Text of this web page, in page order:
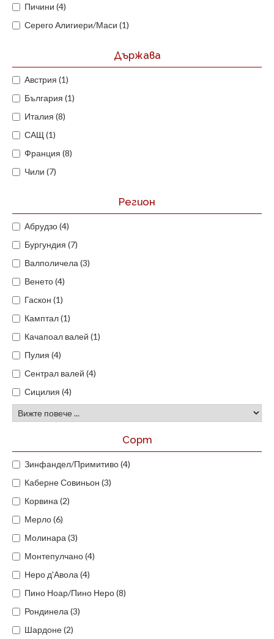
Пичини (4)
Серего Алигиери/Маси (1)
Държава
Австрия (1)
България (1)
Италия (8)
САЩ (1)
Франция (8)
Чили (7)
Регион
Абрудзо (4)
Бургундия (7)
Валполичела (3)
Венето (4)
Гаскон (1)
Камптал (1)
Качапоал валей (1)
Пулия (4)
Сентрал валей (4)
Сицилия (4)
Сорт
Зинфандел/Примитиво (4)
Каберне Совиньон (3)
Корвина (2)
Мерло (6)
Молинара (3)
Монтепулчано (4)
Неро д'Авола (4)
Пино Ноар/Пино Неро (8)
Рондинела (3)
Шардоне (2)